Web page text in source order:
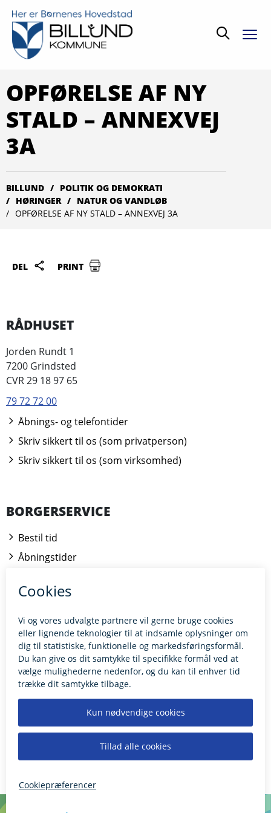
Søg
OPFØRELSE AF NY
STALD – ANNEXVEJ
3A
BILLUND
POLITIK OG DEMOKRATI
HØRINGER
NATUR OG VANDLØB
OPFØRELSE AF NY STALD – ANNEXVEJ 3A
DEL PRINT
RÅDHUSET
Jorden Rundt 1
7200 Grindsted
CVR 29 18 97 65
79 72 72 00
Åbnings- og telefontider
Skriv sikkert til os (som privatperson)
Skriv sikkert til os (som virksomhed)
BORGERSERVICE
Bestil tid
Åbningstider
Kontakt borgerrådgiveren
BILLUND.DK
Tilgængelighedserklæring
Giv feedback til hjemmesiden